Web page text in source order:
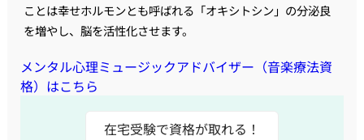
ことは幸せホルモンとも呼ばれる「オキシトシン」の分泌良
を増やし、脳を活性化させます。
メンタル心理ミュージックアドバイザー（音楽療法資
格）はこちら
在宅受験で資格が取れる！